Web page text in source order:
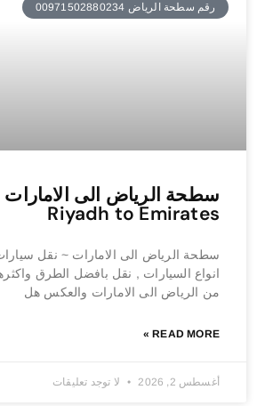
رقم سطحة الرياض 00971502880234
سطحة الرياض الى
Riyadh to Emirates
سطحة الرياض الى الامارات ~ نقل
انواع السيارات , نقل بافضل الطرق
من الرياض الى الامارات والعكس هل
READ MORE »
أغسطس 2, 2026 لا توجد تعليقات